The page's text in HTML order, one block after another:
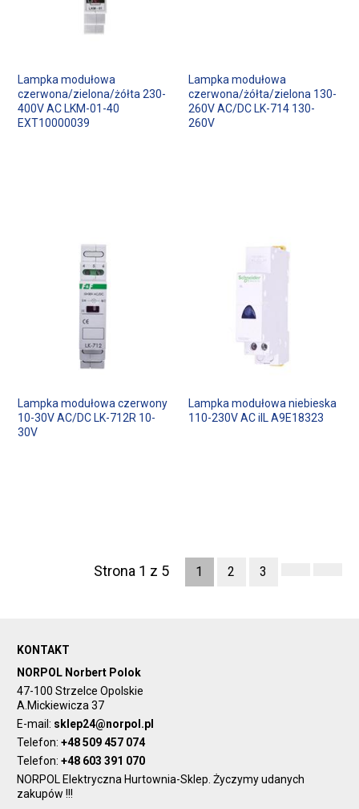
Lampka modułowa
czerwona/zielona/żółta 230-
400V AC LKM-01-40
EXT10000039
Lampka modułowa
czerwona/żółta/zielona 130-
260V AC/DC LK-714 130-
260V
Lampka modułowa czerwony
10-30V AC/DC LK-712R 10-
30V
Lampka modułowa niebieska
110-230V AC iIL A9E18323
Strona 1 z 5 1 2 3
KONTAKT
NORPOL Norbert Polok
47-100 Strzelce Opolskie
A.Mickiewicza 37
E-mail: sklep24@norpol.pl
Telefon:+48 509 457 074
Telefon:+48 603 391 070
NORPOL Elektryczna Hurtownia-Sklep. Życzymy udanych
zakupów !!!